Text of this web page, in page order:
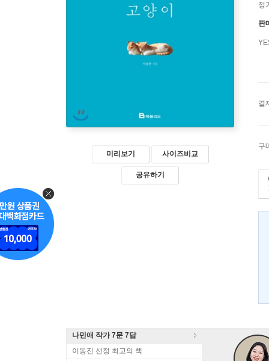
미리보기 사이즈비교
공유하기
정
판
결
구
나민애 작가 7문 7답
이동진 선정 최고의 책